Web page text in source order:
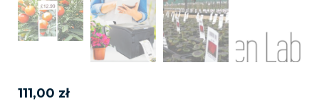
111,00 zł